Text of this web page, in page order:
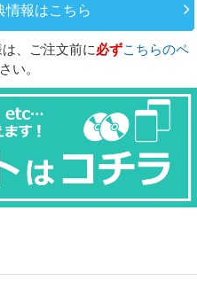
情報はこちら
、ご注文前に必ずこちらのペ
い。